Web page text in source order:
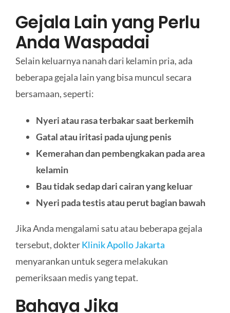
Gejala Lain yang Perlu
Anda Waspadai
Selain keluarnya nanah dari kelamin pria, ada
beberapa gejala lain yang bisa muncul secara
bersamaan, seperti:
Nyeri atau rasa terbakar saat berkemih
Gatal atau iritasi pada ujung penis
Kemerahan dan pembengkakan pada area
kelamin
Bau tidak sedap dari cairan yang keluar
Nyeri pada testis atau perut bagian bawah
Jika Anda mengalami satu atau beberapa gejala
tersebut, dokterKlinik Apollo Jakarta
menyarankan untuk segera melakukan
pemeriksaan medis yang tepat.
Bahaya Jika